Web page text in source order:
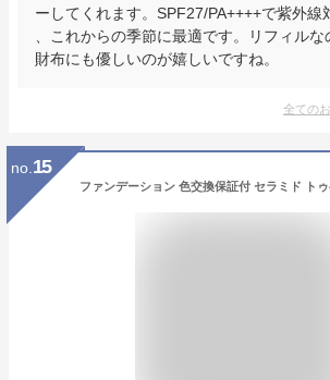
ーしてくれます。SPF27/PA++++で紫外線
、これからの季節に最適です。リフィル
財布にも優しいのが嬉しいですね。
全ての
no. 15